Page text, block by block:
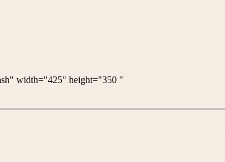
" type="application/x-shockwave-flash" width="425" height="350">